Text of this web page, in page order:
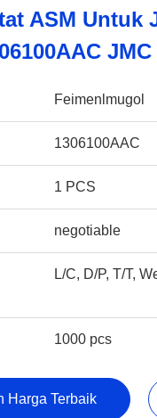
ASM Untuk
Feimenlmugol
1306100AAC
1 PCS
negotiable
L/C, D/P, T/T,
1000 pcs
Harga Terbaik